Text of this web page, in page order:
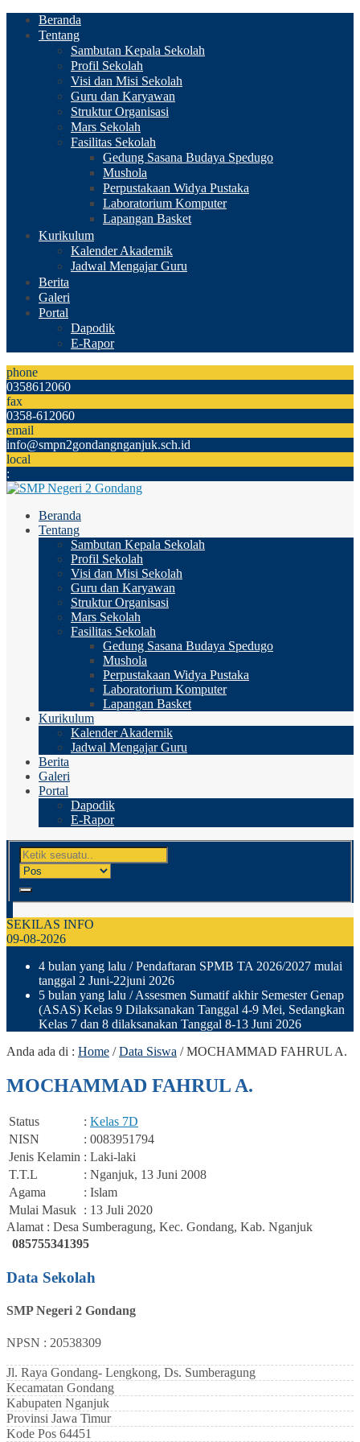
Beranda
Tentang
Sambutan Kepala Sekolah
Profil Sekolah
Visi dan Misi Sekolah
Guru dan Karyawan
Struktur Organisasi
Mars Sekolah
Fasilitas Sekolah
Gedung Sasana Budaya Spedugo
Mushola
Perpustakaan Widya Pustaka
Laboratorium Komputer
Lapangan Basket
Kurikulum
Kalender Akademik
Jadwal Mengajar Guru
Berita
Galeri
Portal
Dapodik
E-Rapor
phone
0358612060
fax
0358-612060
email
info@smpn2gondangnganjuk.sch.id
local
:
Beranda
Tentang
Sambutan Kepala Sekolah
Profil Sekolah
Visi dan Misi Sekolah
Guru dan Karyawan
Struktur Organisasi
Mars Sekolah
Fasilitas Sekolah
Gedung Sasana Budaya Spedugo
Mushola
Perpustakaan Widya Pustaka
Laboratorium Komputer
Lapangan Basket
Kurikulum
Kalender Akademik
Jadwal Mengajar Guru
Berita
Galeri
Portal
Dapodik
E-Rapor
SEKILAS INFO
09-08-2026
4 bulan yang lalu / Pendaftaran SPMB TA 2026/2027 mulai
tanggal 2 Juni-22juni 2026
5 bulan yang lalu / Assesmen Sumatif akhir Semester Genap
(ASAS) Kelas 9 Dilaksanakan Tanggal 4-9 Mei, Sedangkan
Kelas 7 dan 8 dilaksanakan Tanggal 8-13 Juni 2026
Anda ada di : Home /Data Siswa /MOCHAMMAD FAHRUL A.
MOCHAMMAD FAHRUL A.
Status : Kelas 7D
NISN
: 0083951794
Jenis Kelamin : Laki-laki
T.T.L
: Nganjuk, 13 Juni 2008
Agama
: Islam
Mulai Masuk : 13 Juli 2020
Alamat : Desa Sumberagung, Kec. Gondang, Kab. Nganjuk
085755341395
Data Sekolah
SMP Negeri 2 Gondang
NPSN : 20538309
Jl. Raya Gondang- Lengkong, Ds. Sumberagung
Kecamatan Gondang
Kabupaten Nganjuk
Provinsi Jawa Timur
Kode Pos 64451